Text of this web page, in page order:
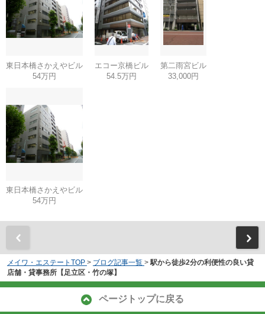
東日本橋さかえやビル
54万円
エコー京橋ビル
54.5万円
第二雨宮ビル
33,000円
東日本橋さかえやビル
54万円
メイワ・エステートTOP > ブログ記事一覧 > 駅から徒歩2分の利便性の良い貸
店舗・貸事務所【足立区・竹の塚】
ページトップに戻る